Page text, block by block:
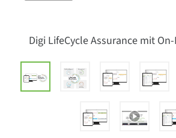
Digi LifeCycle Assurance mit